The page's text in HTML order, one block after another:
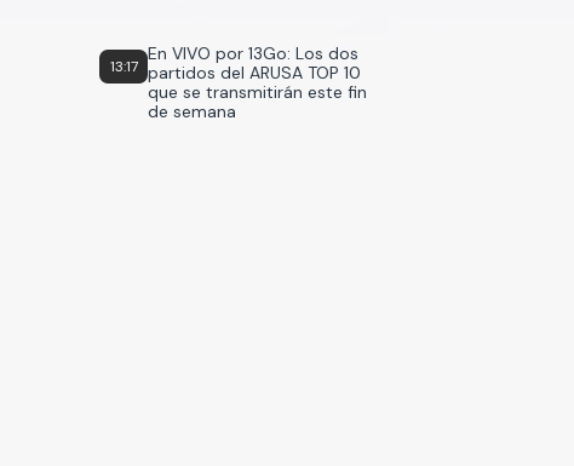
13:17
En VIVO por 13Go: Los dos
partidos del ARUSA TOP 10
que se transmitirán este fin
de semana